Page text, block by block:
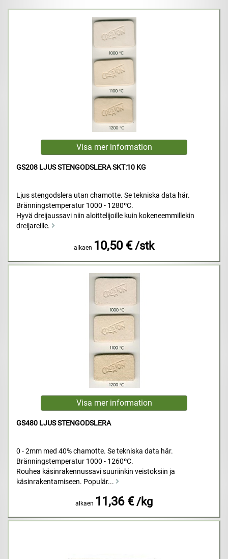
GS208 LJUS STENGODSLERA SKT:10 KG
Ljus stengodslera utan chamotte. Se tekniska data här.
Bränningstemperatur 1000 - 1280ºC.
Hyvä dreijaussavi niin aloittelijoille kuin kokeneemmillekin
dreijareille.
alkaen 10,50 € /stk
GS480 LJUS STENGODSLERA
0 - 2mm med 40% chamotte. Se tekniska data här.
Bränningstemperatur 1000 - 1260ºC.
Rouhea käsinrakennussavi suuriinkin veistoksiin ja
käsinrakentamiseen. Populär...
alkaen 11,36 € /kg